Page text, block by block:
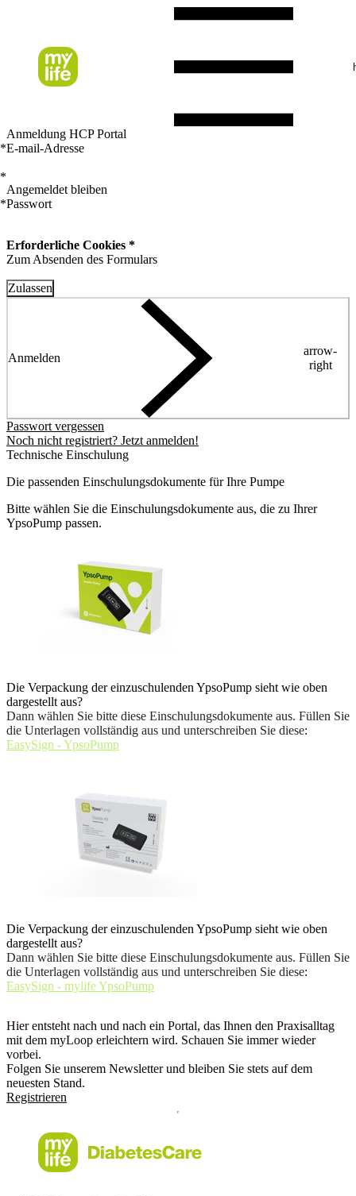
Anmeldung HCP Portal
*E-mail-Adresse
*
Angemeldet bleiben
*Passwort
Erforderliche Cookies *
Zum Absenden des Formulars
Zulassen
Anmelden
arrow-
right
Passwort vergessen
Noch nicht registriert? Jetzt anmelden!
Technische Einschulung
Die passenden Einschulungsdokumente für Ihre Pumpe
Bitte wählen Sie die Einschulungsdokumente aus, die zu Ihrer
YpsoPump passen.
Die Verpackung der einzuschulenden YpsoPump sieht wie oben
dargestellt aus?
Dann wählen Sie bitte diese Einschulungsdokumente aus. Füllen Sie
die Unterlagen vollständig aus und unterschreiben Sie diese:
EasySign - YpsoPump
Die Verpackung der einzuschulenden YpsoPump sieht wie oben
dargestellt aus?
Dann wählen Sie bitte diese Einschulungsdokumente aus. Füllen Sie
die Unterlagen vollständig aus und unterschreiben Sie diese:
EasySign - mylife YpsoPump
Hier entsteht nach und nach ein Portal, das Ihnen den Praxisalltag
mit dem myLoop erleichtern wird. Schauen Sie immer wieder
vorbei.
Folgen Sie unserem Newsletter und bleiben Sie stets auf dem
neuesten Stand.
Registrieren